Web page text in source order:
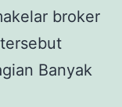
broker
Banyak